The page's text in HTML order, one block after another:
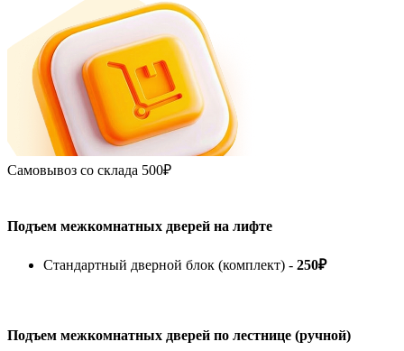
Самовывоз со склада 500₽
Подъем межкомнатных дверей на лифте
Стандартный дверной блок (комплект) - 250₽
Подъем межкомнатных дверей по лестнице (ручной)